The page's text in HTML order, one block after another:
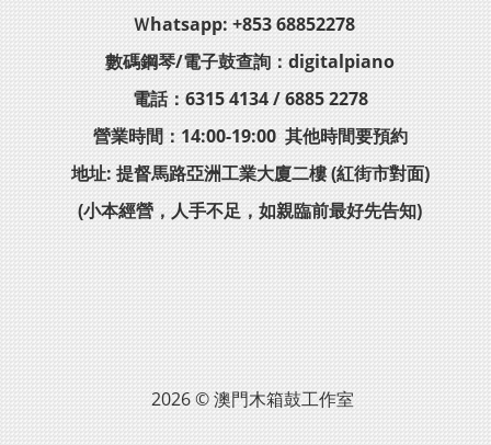
Ｗhatsapp: +853 68852278
數碼鋼琴/電子鼓查詢：digitalpiano
電話：6315 4134 / 6885 2278
營業時間：14:00-19:00 其他時間要預約
地址: 提督馬路亞洲工業大廈二樓 (紅街市對面)
(小本經營，人手不足，如親臨前最好先告知)
2026 © 澳門木箱鼓工作室